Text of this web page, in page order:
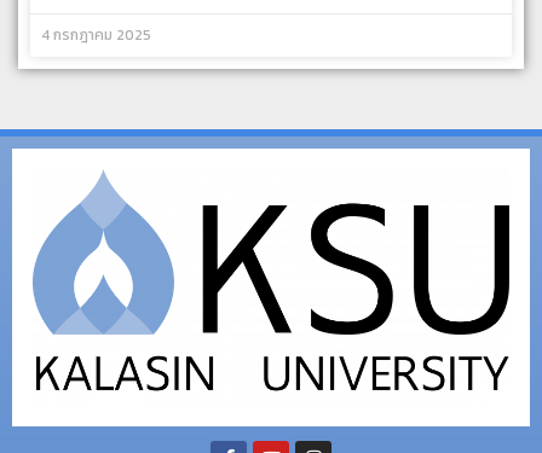
4 กรกฎาคม 2025